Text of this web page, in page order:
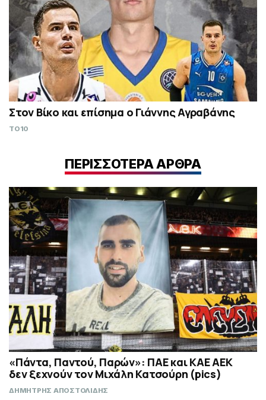
Στον Βίκο και επίσημα ο Γιάννης Αγραβάνης
TO10
ΠΕΡΙΣΣΟΤΕΡΑ ΑΡΘΡΑ
«Πάντα, Παντού, Παρών»: ΠΑΕ και ΚΑΕ ΑΕΚ
δεν ξεχνούν τον Μιχάλη Κατσούρη (pics)
ΔΗΜΗΤΡΗΣ ΑΠΟΣΤΟΛΙΔΗΣ